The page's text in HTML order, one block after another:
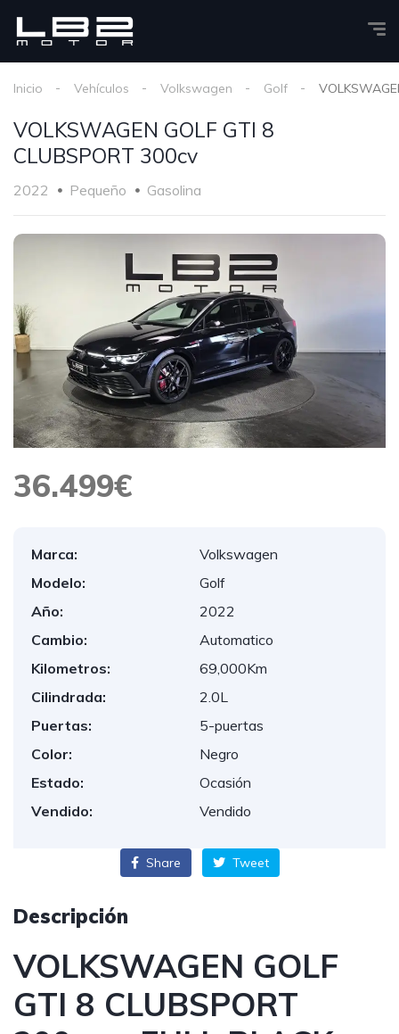
Inicio Vehículos Volkswagen Golf
VOLKSWAGEN GOLF GTI 8
CLUBSPORT 300cv
2022 Pequeño Gasolina
36.499€
Marca:
Volkswagen
Modelo:
Golf
Año:
2022
Cambio:
Automatico
Kilometros:
69,000Km
Cilindrada:
2.0L
Puertas:
5-puertas
Color:
Negro
Estado:
Ocasión
Vendido:
Vendido
Share Tweet
Descripción
VOLKSWAGEN GOLF
GTI 8 CLUBSPORT